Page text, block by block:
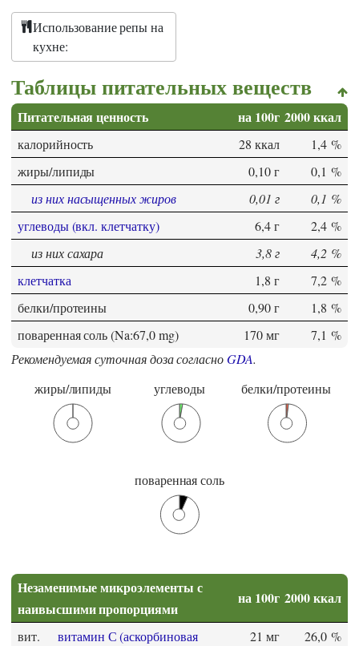
Использование репы на
кухне:
Таблицы питательных веществ
Питательная ценность на 100г 2000 ккал
калорийность 28 ккал
1,4 %
жиры/липиды
0,10 г
0,1 %
из них насыщенных жиров
0,01 г
0,1 %
углеводы (вкл. клетчатку)
6,4 г
2,4 %
из них сахара
3,8 г
4,2 %
клетчатка
1,8 г
7,2 %
белки/протеины
0,90 г
1,8 %
поваренная соль (Na:67,0 mg)
170 мг
7,1 %
Рекомендуемая суточная доза согласноGDA.
жиры/липиды
углеводы белки/протеины
поваренная соль
Незаменимые микроэлементы с
наивысшими пропорциями
на 100г 2000 ккал
вит.
витамин С (аскорбиновая
21 мг 26,0 %